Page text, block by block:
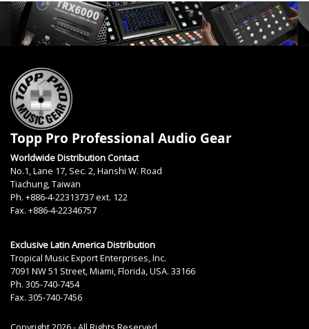
Topp Pro Professional Audio Gear
Worldwide Distribution Contact
No.1, Lane 17, Sec. 2, Hanshi W. Road
Tiachung, Taiwan
Ph. +886-4-22313737 ext. 122
Fax. +886-4-22346757
Exclusive Latin America Distribution
Tropical Music Export Enterprises, Inc.
7091 NW 51 Street, Miami, Florida, USA. 33166
Ph. 305-740-7454
Fax. 305-740-7456